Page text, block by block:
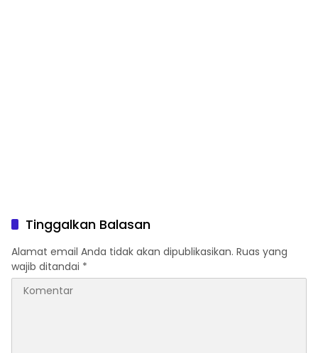
Tinggalkan Balasan
Alamat email Anda tidak akan dipublikasikan. Ruas yang
wajib ditandai *